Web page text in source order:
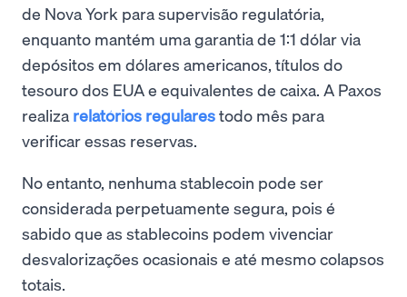
de Nova York para supervisão regulatória,
enquanto mantém uma garantia de 1:1 dólar via
depósitos em dólares americanos, títulos do
tesouro dos EUA e equivalentes de caixa. A Paxos
realiza relatórios regularestodo mês para
verificar essas reservas.
No entanto, nenhuma stablecoin pode ser
considerada perpetuamente segura, pois é
sabido que as stablecoins podem vivenciar
desvalorizações ocasionais e até mesmo colapsos
totais.